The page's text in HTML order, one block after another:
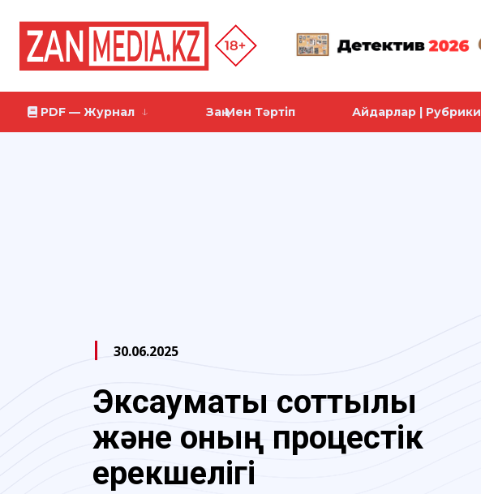
PDF — Журнал Заң Мен Тәртіп Айдарлар | Рубрики
30.06.2025
Эксаумақтық соттылық
және оның процестік
ерекшелігі